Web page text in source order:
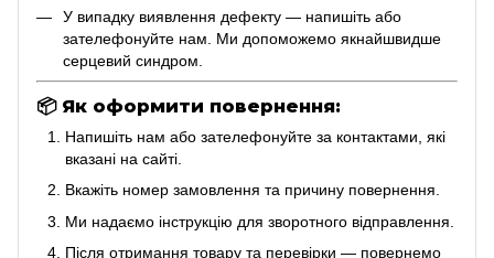
У випадку виявлення дефекту — напишіть або
зателефонуйте нам. Ми допоможемо якнайшвидше
серцевий синдром.
📦Як оформити повернення:
Напишіть нам або зателефонуйте за контактами, які
вказані на сайті.
Вкажіть номер замовлення та причину повернення.
Ми надаємо інструкцію для зворотного відправлення.
Після отримання товару та перевірки — повернемо